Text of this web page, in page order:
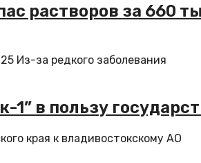
растворов за 660
Из-за редкого заболевания
1” в пользу
края к владивостокскому АО